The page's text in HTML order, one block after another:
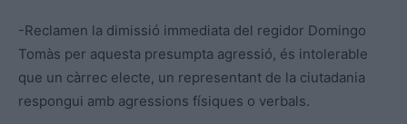
-Reclamen la dimissió immediata del regidor Domingo
Tomàs per aquesta presumpta agressió, és intolerable
que un càrrec electe, un representant de la ciutadania
respongui amb agressions físiques o verbals.